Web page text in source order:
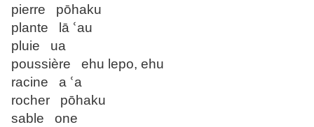
pierre pōhaku
plante lā ՙau
pluie ua
poussière ehu lepo, ehu
racine a ՙa
rocher pōhaku
sable one